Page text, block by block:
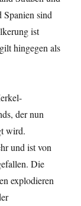
sind
ist
hingegen als
der nun
wird.
und ist von
Die
explodieren